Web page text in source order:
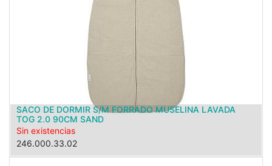
SACO DE DORMIR S/M FORRADO MUSELINA LAVADA
TOG 2.0 90CM SAND
Sin existencias
246.000.33.02